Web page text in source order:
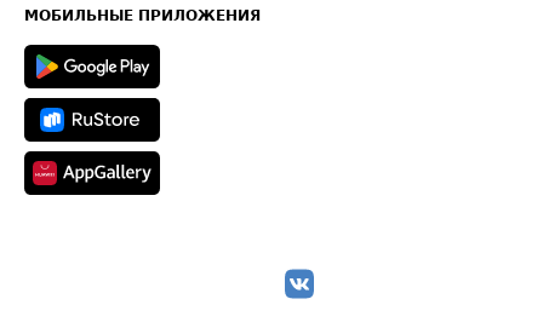
Техническая информация
МОБИЛЬНЫЕ ПРИЛОЖЕНИЯ